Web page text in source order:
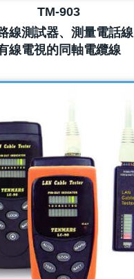
TM-903
線測試器、測量電話線
線電視的同軸電纜線